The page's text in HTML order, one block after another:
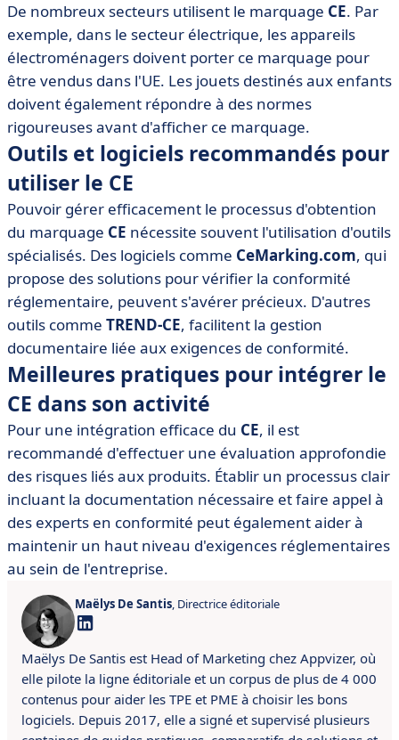
De nombreux secteurs utilisent le marquage CE. Par
exemple, dans le secteur électrique, les appareils
électroménagers doivent porter ce marquage pour
être vendus dans l'UE. Les jouets destinés aux enfants
doivent également répondre à des normes
rigoureuses avant d'afficher ce marquage.
Outils et logiciels recommandés pour
utiliser le CE
Pouvoir gérer efficacement le processus d'obtention
du marquage CE nécessite souvent l'utilisation d'outils
spécialisés. Des logiciels comme CeMarking.com, qui
propose des solutions pour vérifier la conformité
réglementaire, peuvent s'avérer précieux. D'autres
outils comme TREND-CE, facilitent la gestion
documentaire liée aux exigences de conformité.
Meilleures pratiques pour intégrer le
CE dans son activité
Pour une intégration efficace du CE, il est
recommandé d'effectuer une évaluation approfondie
des risques liés aux produits. Établir un processus clair
incluant la documentation nécessaire et faire appel à
des experts en conformité peut également aider à
maintenir un haut niveau d'exigences réglementaires
au sein de l'entreprise.
Maëlys De Santis, Directrice éditoriale
Maëlys De Santis est Head of Marketing chez Appvizer, où
elle pilote la ligne éditoriale et un corpus de plus de 4 000
contenus pour aider les TPE et PME à choisir les bons
logiciels. Depuis 2017, elle a signé et supervisé plusieurs